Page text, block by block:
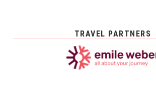
TRAVEL PARTNERS